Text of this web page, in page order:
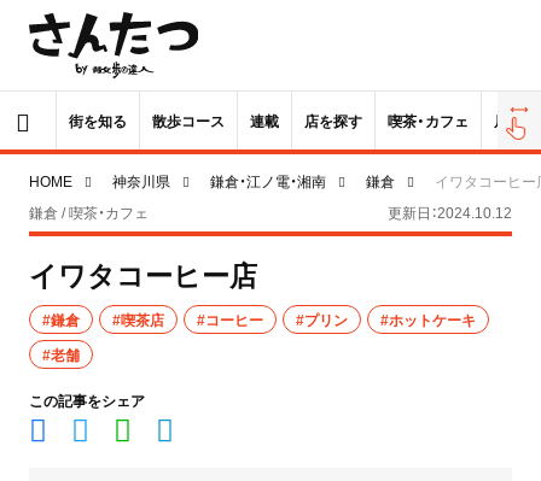
街を知る 散歩コース 連載 店を探す 喫茶・カフェ 居酒屋
HOME 神奈川県 鎌倉・江ノ電・湘南 鎌倉
イワタコーヒー
鎌倉 / 喫茶・カフェ
更新日：2024.10.12
イワタコーヒー店
#鎌倉 #喫茶店 #コーヒー #プリン
#ホットケーキ
#老舗
この記事をシェア